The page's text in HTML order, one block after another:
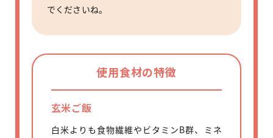
でくださいね。
使用食材の特徴
玄米ご飯
白米よりも食物繊維やビタミンB群、ミネ